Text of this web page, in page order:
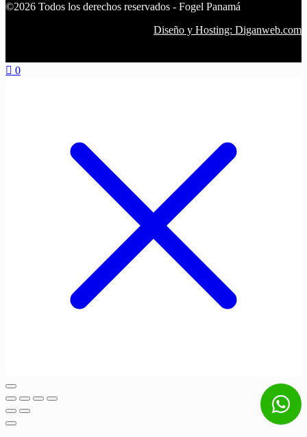
©2026 Todos los derechos reservados - Fogel Panamá
Diseño y Hosting: Diganweb.com
0